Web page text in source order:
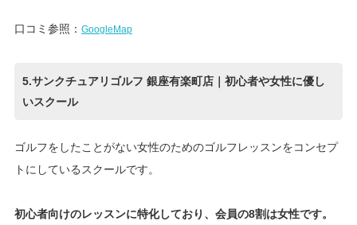
口コミ参照： GoogleMap
5.サンクチュアリゴルフ 銀座有楽町店｜初心者や女性に優し
いスクール
ゴルフをしたことがない女性のためのゴルフレッスンをコンセプ
トにしているスクールです。
初心者向けのレッスンに特化しており、会員の8割は女性です。